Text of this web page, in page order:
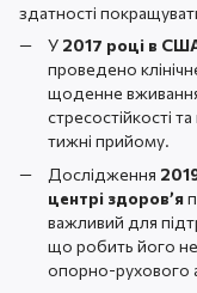
здатності
У 2017 році в
проведено
щоденне вживання
стресостійкості
тижні прийому.
Дослідження
центрі здоров’я
важливий для
що робить його
опорно-рухового